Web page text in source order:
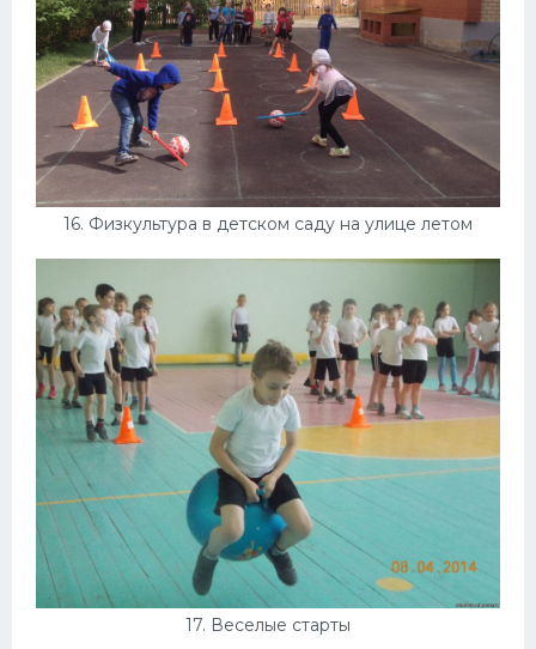
16. Физкультура в детском саду на улице летом
17. Веселые старты